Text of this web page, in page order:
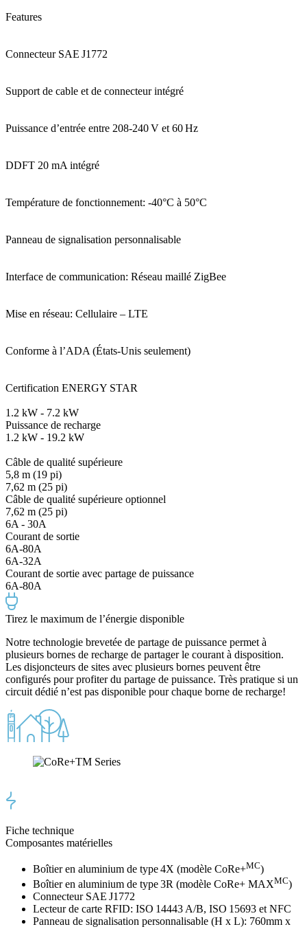
Features
Connecteur SAE J1772
Support de cable et de connecteur intégré
Puissance d’entrée entre 208-240 V et 60 Hz
DDFT 20 mA intégré
Température de fonctionnement: -40°C à 50°C
Panneau de signalisation personnalisable
Interface de communication: Réseau maillé ZigBee
Mise en réseau: Cellulaire – LTE
Conforme à l’ADA (États-Unis seulement)
Certification ENERGY STAR
1.2 kW - 7.2 kW
Puissance de recharge
1.2 kW - 19.2 kW
Câble de qualité supérieure
5,8 m (19 pi)
7,62 m (25 pi)
Câble de qualité supérieure optionnel
7,62 m (25 pi)
6A - 30A
Courant de sortie
6A-80A
6A-32A
Courant de sortie avec partage de puissance
6A-80A
Tirez le maximum de l’énergie disponible
Notre technologie brevetée de partage de puissance permet à
plusieurs bornes de recharge de partager le courant à disposition.
Les disjoncteurs de sites avec plusieurs bornes peuvent être
configurés pour profiter du partage de puissance. Très pratique si un
circuit dédié n’est pas disponible pour chaque borne de recharge!
Fiche technique
Composantes matérielles
Boîtier en aluminium de type 4X (modèle CoRe+MC)
Boîtier en aluminium de type 3R (modèle CoRe+ MAXMC)
Connecteur SAE J1772
Lecteur de carte RFID: ISO 14443 A/B, ISO 15693 et NFC
Panneau de signalisation personnalisable (H x L): 760mm x